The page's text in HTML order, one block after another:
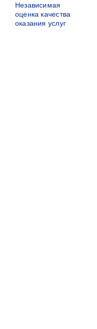
Независимая
оценка качества
оказания услуг